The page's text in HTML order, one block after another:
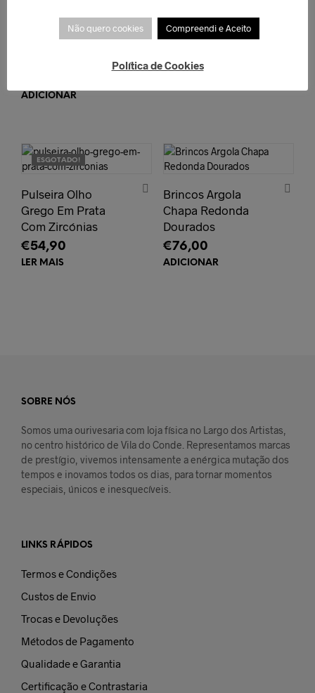
Colar Costela-De-
Adão Grande
ADICIONAR
Dourado
ADICIONAR
ESGOTADO!
Pulseira Olho
Grego Em Prata
Com Zircónias
€54,90
LER MAIS
Brincos Argola
Chapa Redonda
Dourados
€76,00
ADICIONAR
SOBRE NÓS
Somos uma ourivesaria com loja física no Largo dos Artistas,
no centro histórico de Vila do Conde. Representamos marcas
de prestígio, vivemos intensamente a enérgica mutação dos
tempos e inovamos todos os dias, para tornar momentos
especiais, únicos e inesquecíveis.
LINKS RÁPIDOS
Termos e Condições
Custos de Envio
Trocas e Devoluções
Métodos de Pagamento
Qualidade e Garantia
Certificação e Contrastaria
Não quero cookies Compreendi e Aceito
Política de Cookies